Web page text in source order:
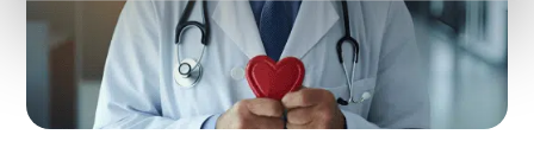
attivamente alla ricerca di caratteristiche specifiche
(impronte digitali).
Approfondisci come vengono elaborati i tuoi dati personali
e imposta le tue preferenze nellasezione dettagli
modificare o ritirare il tuo consenso in qualsiasi momento